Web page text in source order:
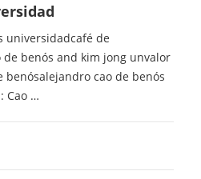
universidadcafé de
benós and kim jong unvalor
benósalejandro cao de benós
Cao …